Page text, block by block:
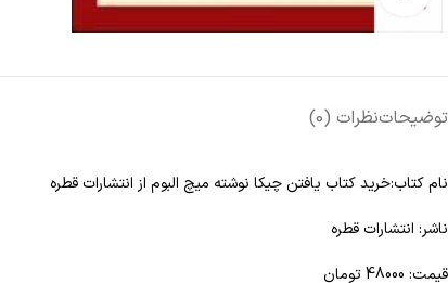
توضیحاتنظرات (0)
نام کتاب:خرید کتاب يافتن چيکا نوشته میچ البوم از انتشارات قطره
ناشر: انتشارات قطره
قیمت: 48000 تومان